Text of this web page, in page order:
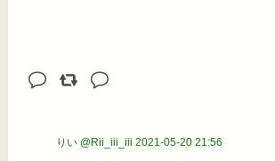
りい @Rii_iii_iii 2021-05-20 21:56